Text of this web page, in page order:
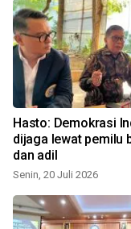
Hasto: Demokrasi
dijaga lewat pemilu
dan adil
Senin, 20 Juli 2026